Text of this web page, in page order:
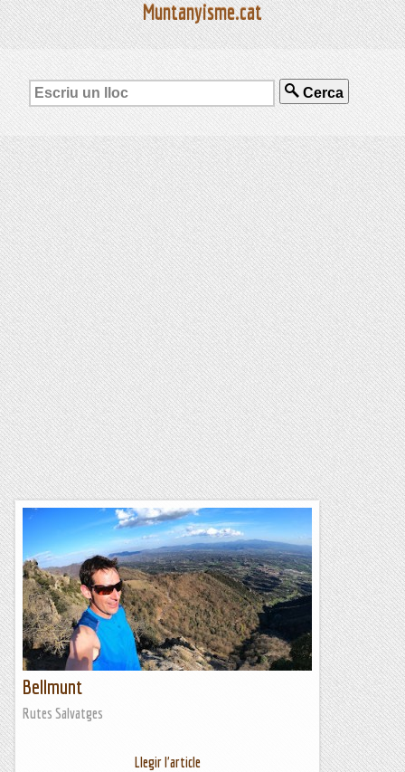
Muntanyisme.cat
Cerca
Bellmunt
Rutes Salvatges
Llegir l'article